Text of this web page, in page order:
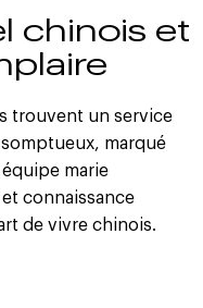
chinois et
trouvent un service
marqué
marie
connaissance
de vivre chinois.